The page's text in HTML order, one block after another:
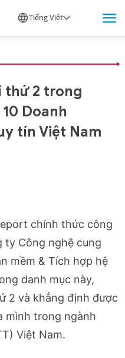
Tiếng Việt
thứ 2 trong
Doanh
tín Việt Nam
chính thức công
ty Công nghệ cung
mềm & Tích hợp hệ
danh mục này,
2 và khẳng định được
mình trong ngành
Việt Nam.